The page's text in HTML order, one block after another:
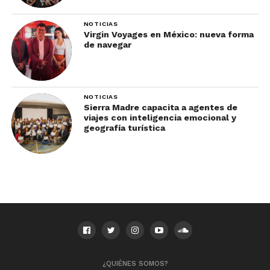
: asegúrate de que las piezas sean originales,
pues es común encontrar alpaca (una aleación de
zinc, cobre y níquel). Lee más de cómo comprar
plataaquí.
5. Museo de Arte Virreinal
NOTICIAS
Virgin Voyages en México: nueva forma
de navegar
NOTICIAS
Sierra Madre capacita a agentes de
viajes con inteligencia emocional y
geografía turística
¿QUIÉNES SOMOS?